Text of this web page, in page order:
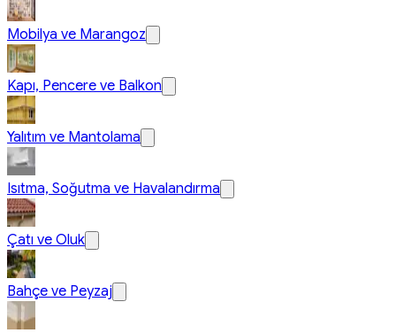
Mobilya ve Marangoz
Kapı, Pencere ve Balkon
Yalıtım ve Mantolama
Isıtma, Soğutma ve Havalandırma
Çatı ve Oluk
Bahçe ve Peyzaj